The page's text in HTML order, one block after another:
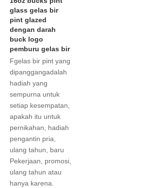
glass gelas bir
pint glazed
dengan darah
buck logo
pemburu gelas bir
Fgelas bir pint yang
dipanggangadalah
hadiah yang
sempurna untuk
setiap kesempatan,
apakah itu untuk
pernikahan, hadiah
pengantin pria,
ulang tahun, baru
Pekerjaan, promosi,
ulang tahun atau
hanya karena.